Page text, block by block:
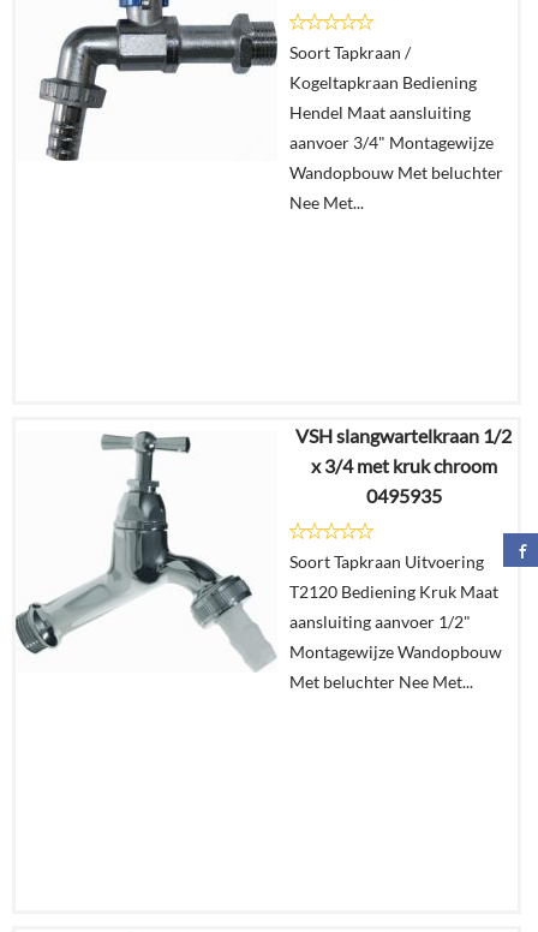
In
winkelmand
Soort Tapkraan /
Kogeltapkraan Bediening
Hendel Maat aansluiting
aanvoer 3/4" Montagewijze
Wandopbouw Met beluchter
Nee Met...
€28,95
€22,00
In
winkelmand
VSH slangwartelkraan 1/2
x 3/4 met kruk chroom
0495935
Soort Tapkraan Uitvoering
T2120 Bediening Kruk Maat
aansluiting aanvoer 1/2"
Montagewijze Wandopbouw
Met beluchter Nee Met...